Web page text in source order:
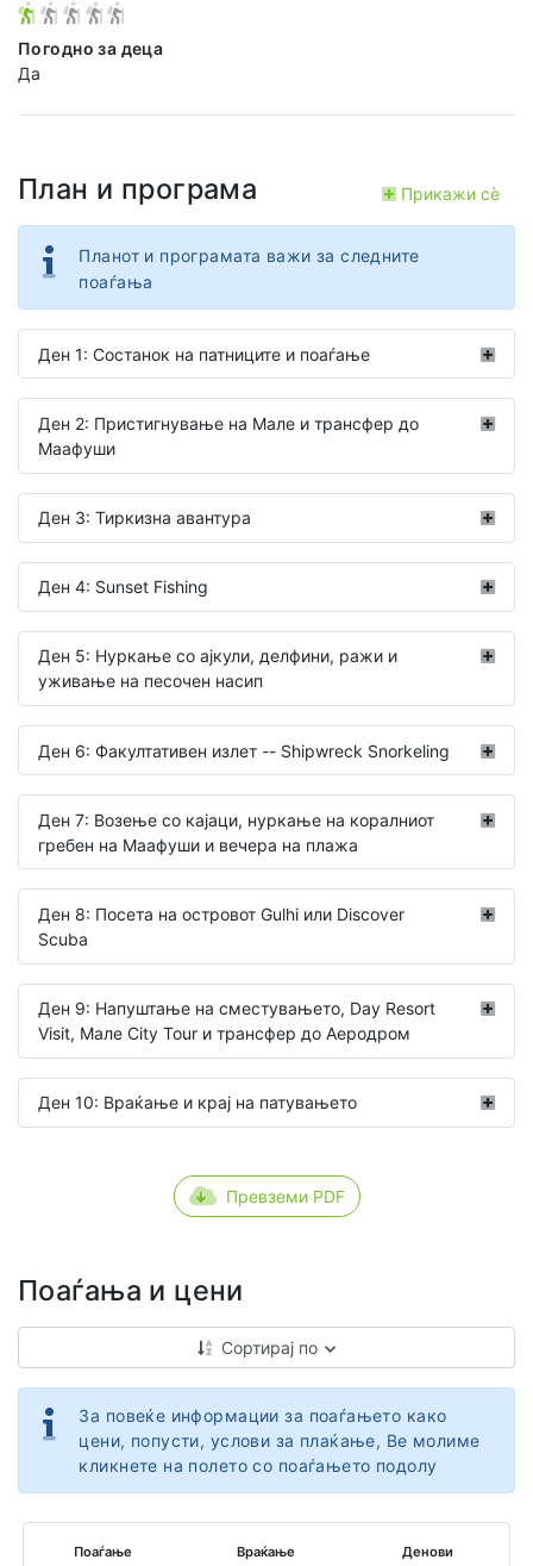
Погодно за деца
Да
План и програма Прикажи сѐ
Планот и програмата важи за следните
поаѓања
Ден 1: Состанок на патниците и поаѓање
Ден 2: Пристигнување на Мале и трансфер до
Маафуши
Ден 3: Тиркизна авантура
Ден 4: Sunset Fishing
Ден 5: Нуркање со ајкули, делфини, ражи и
уживање на песочен насип
Ден 6: Факултативен излет -- Shipwreck Snorkeling
Ден 7: Возење со кајаци, нуркање на коралниот
гребен на Маафуши и вечера на плажа
Ден 8: Посета на островот Gulhi или Discover
Scuba
Ден 9: Напуштање на сместувањето, Day Resort
Visit, Мале City Tour и трансфер до Аеродром
Ден 10: Враќање и крај на патувањето
Превземи PDF
Поаѓања и цени
Сортирај по
За повеќе информации за поаѓањето како
цени, попусти, услови за плаќање, Ве молиме
кликнете на полето со поаѓањето подолу
Поаѓање Враќање Денови